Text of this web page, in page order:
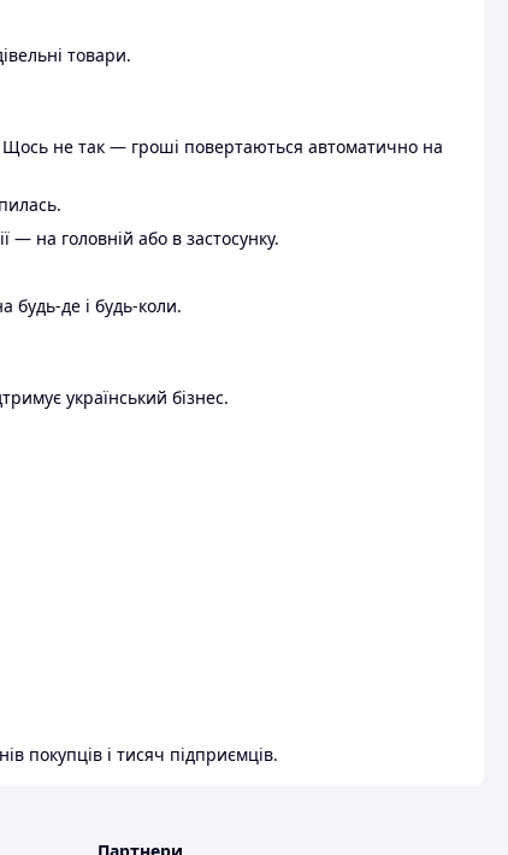
товари.
не так — гроші повертаються автоматично на
на головній або в застосунку.
будь-де і будь-коли.
український бізнес.
покупців і тисяч підприємців.